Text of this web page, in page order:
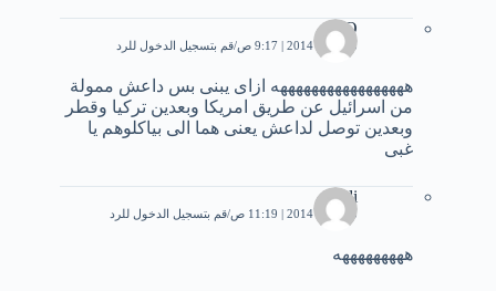
NO
23 يناير، 2014 | 9:17 ص قم بتسجيل الدخول للرد
هههههههههههههههههه ازاى يبنى بس داعش ممولة
من اسرائيل عن طريق امريكا وبعدين تركيا وقطر
وبعدين توصل لداعش يعنى هما الى بياكلوهم يا
غبى
wadi
23 يناير، 2014 | 11:19 ص قم بتسجيل الدخول للرد
هههههههههه